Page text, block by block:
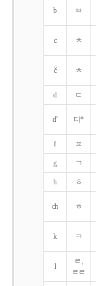
b ㅂ
c ㅊ
č ㅊ
d ㄷ
d' 디*
f ㅍ
g ㄱ
h ㅎ
ch ㅎ
k ㅋ
l
ㄹ,
ㄹㄹ